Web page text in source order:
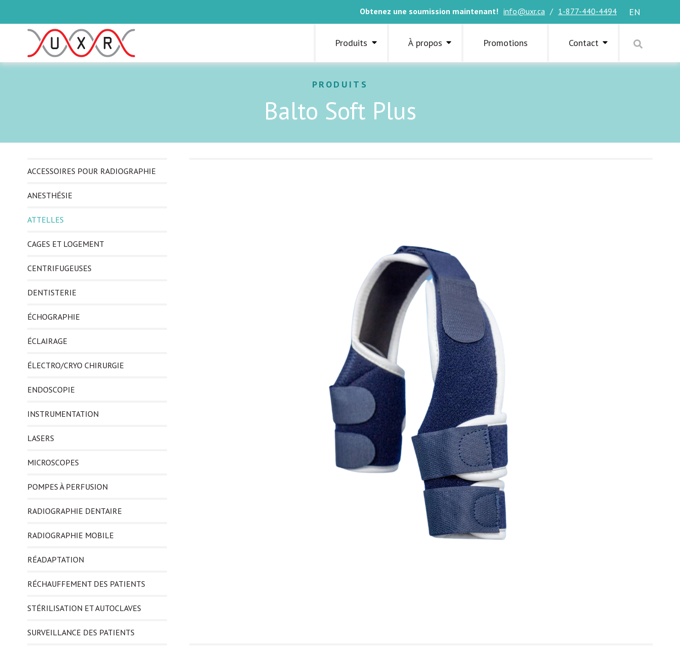
Obtenez une soumission maintenant! info@uxr.ca / 1-877-440-4494 EN
Produits À propos Promotions Contact
PRODUITS
Balto Soft Plus
ACCESSOIRES POUR RADIOGRAPHIE
ANESTHÉSIE
ATTELLES
CAGES ET LOGEMENT
CENTRIFUGEUSES
DENTISTERIE
ÉCHOGRAPHIE
ÉCLAIRAGE
ÉLECTRO/CRYO CHIRURGIE
ENDOSCOPIE
INSTRUMENTATION
LASERS
MICROSCOPES
POMPES À PERFUSION
RADIOGRAPHIE DENTAIRE
RADIOGRAPHIE MOBILE
RÉADAPTATION
RÉCHAUFFEMENT DES PATIENTS
STÉRILISATION ET AUTOCLAVES
SURVEILLANCE DES PATIENTS